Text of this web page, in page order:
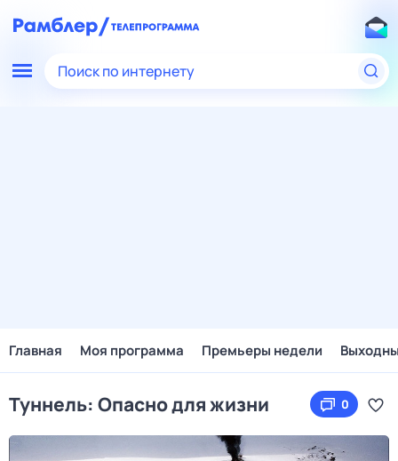
Поиск по интернету
Главная Моя программа Премьеры недели
Туннель: Опасно для жизни 0